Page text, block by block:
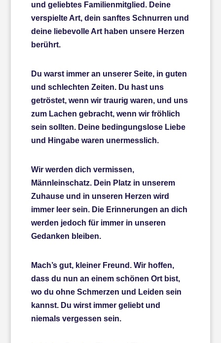
und geliebtes Familienmitglied. Deine
verspielte Art, dein sanftes Schnurren und
deine liebevolle Art haben unsere Herzen
berührt.
Du warst immer an unserer Seite, in guten
und schlechten Zeiten. Du hast uns
getröstet, wenn wir traurig waren, und uns
zum Lachen gebracht, wenn wir fröhlich
sein sollten. Deine bedingungslose Liebe
und Hingabe waren unermesslich.
Wir werden dich vermissen,
Männleinschatz. Dein Platz in unserem
Zuhause und in unseren Herzen wird
immer leer sein. Die Erinnerungen an dich
werden jedoch für immer in unseren
Gedanken bleiben.
Mach’s gut, kleiner Freund. Wir hoffen,
dass du nun an einem schönen Ort bist,
wo du ohne Schmerzen und Leiden sein
kannst. Du wirst immer geliebt und
niemals vergessen sein.